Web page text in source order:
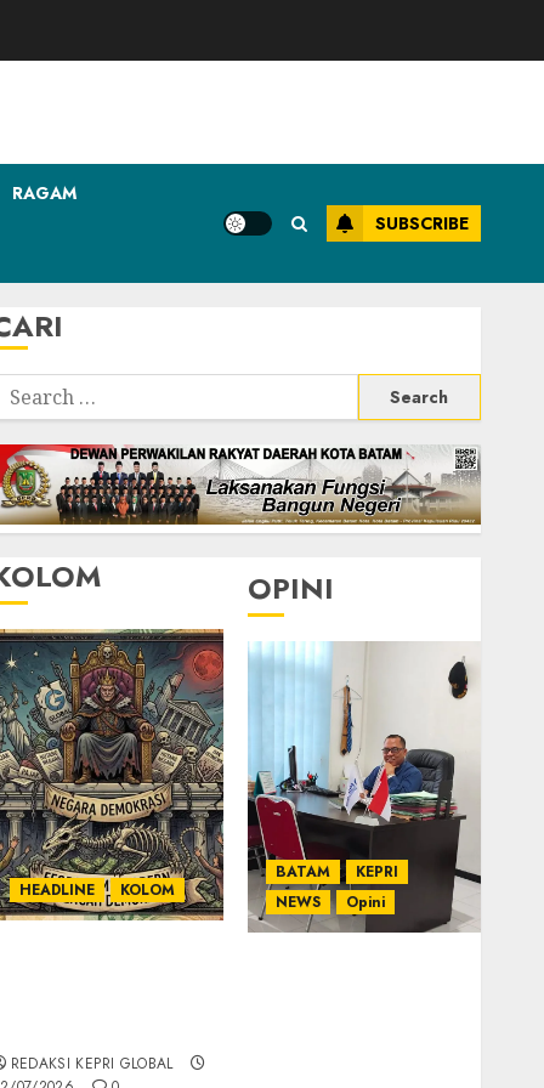
RAGAM
SUBSCRIBE
Search
HEADLINE KOLOM
REDAKSI KEPRI GLOBAL
OPINI
BATAM
KEPRI
NEWS
Opini